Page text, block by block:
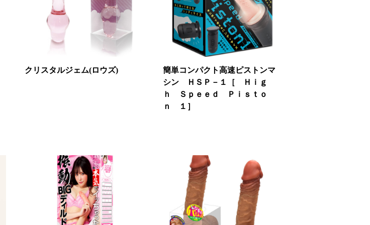
クリスタルジェム(ロウズ)
簡単コンパクト高速ピストンマ
シン ＨＳＰ－１［ Ｈｉｇ
ｈ Ｓｐｅｅｄ Ｐｉｓｔｏ
ｎ １］